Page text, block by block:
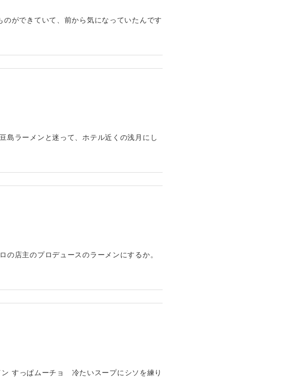
ができていて、前から気になっていたんです
島ラーメンと迷って、ホテル近くの浅月にし
店主のプロデュースのラーメンにするか。
すっぱムーチョ 冷たいスープにシソを練り